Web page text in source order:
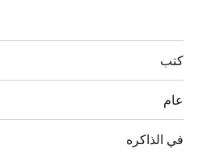
كتب
عام
في الذاكره